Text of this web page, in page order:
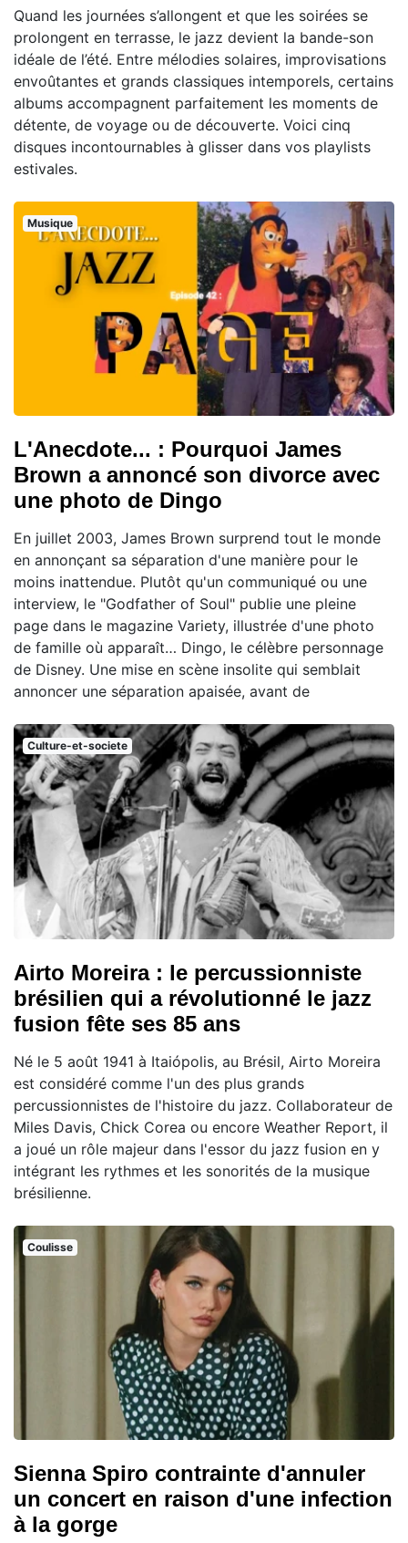
Quand les journées s’allongent et que les soirées se
prolongent en terrasse, le jazz devient la bande-son
idéale de l’été. Entre mélodies solaires, improvisations
envoûtantes et grands classiques intemporels, certains
albums accompagnent parfaitement les moments de
détente, de voyage ou de découverte. Voici cinq
disques incontournables à glisser dans vos playlists
estivales.
Musique
L'Anecdote... : Pourquoi James
Brown a annoncé son divorce avec
une photo de Dingo
En juillet 2003, James Brown surprend tout le monde
en annonçant sa séparation d'une manière pour le
moins inattendue. Plutôt qu'un communiqué ou une
interview, le "Godfather of Soul" publie une pleine
page dans le magazine Variety, illustrée d'une photo
de famille où apparaît… Dingo, le célèbre personnage
de Disney. Une mise en scène insolite qui semblait
annoncer une séparation apaisée, avant de
Culture-et-societe
Airto Moreira : le percussionniste
brésilien qui a révolutionné le jazz
fusion fête ses 85 ans
Né le 5 août 1941 à Itaiópolis, au Brésil, Airto Moreira
est considéré comme l'un des plus grands
percussionnistes de l'histoire du jazz. Collaborateur de
Miles Davis, Chick Corea ou encore Weather Report, il
a joué un rôle majeur dans l'essor du jazz fusion en y
intégrant les rythmes et les sonorités de la musique
brésilienne.
Coulisse
Sienna Spiro contrainte d'annuler
un concert en raison d'une infection
à la gorge